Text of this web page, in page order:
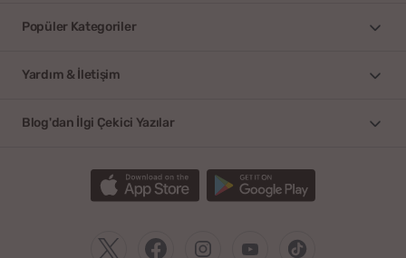
Popüler Kategoriler
Yardım & İletişim
Blog'dan İlgi Çekici Yazılar